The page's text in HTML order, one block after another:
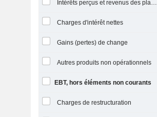
Intérêts perçus et revenus des placements
Charges d'intérêt nettes
Gains (pertes) de change
Autres produits non opérationnels
EBT, hors éléments non courants
Charges de restructuration